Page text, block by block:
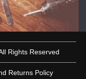
Rights Reserved
Returns Policy